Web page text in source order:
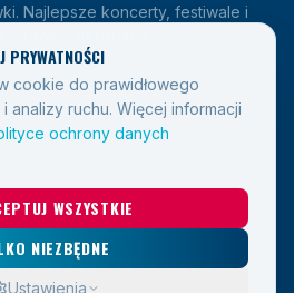
Najlepsze koncerty, festiwale i
LINKI
Blog
Kontakt
PRYWATNOŚCI
cookie do prawidłowego
i analizy ruchu. Więcej informacji
ochrony danych
WSZYSTKIE
NIEZBĘDNE
Ustawienia